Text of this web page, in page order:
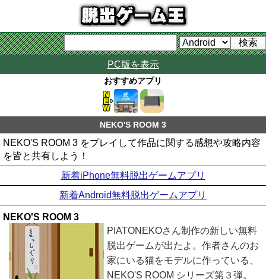
PC版を表示
おすすめアプリ
NEKO'S ROOM 3
NEKO'S ROOM 3 をプレイして作品に関する感想や攻略内容
を皆と共有しよう！
新着iPhone無料脱出ゲームアプリ
新着Android無料脱出ゲームアプリ
NEKO'S ROOM 3
PIATONEKOさん制作の新しい無料
脱出ゲームが出たよ。作者さんのお
家にいる猫をモデルに作っている、
NEKO'S ROOM シリーズ第３弾。